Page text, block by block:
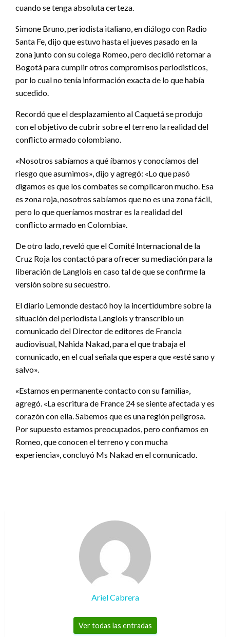
cuando se tenga absoluta certeza.
Simone Bruno, periodista italiano, en diálogo con Radio
Santa Fe, dijo que estuvo hasta el jueves pasado en la
zona junto con su colega Romeo, pero decidió retornar a
Bogotá para cumplir otros compromisos periodisticos,
por lo cual no tenía información exacta de lo que había
sucedido.
Recordó que el desplazamiento al Caquetá se produjo
con el objetivo de cubrir sobre el terreno la realidad del
conflicto armado colombiano.
«Nosotros sabíamos a qué íbamos y conocíamos del
riesgo que asumimos», dijo y agregó: «Lo que pasó
digamos es que los combates se complicaron mucho. Esa
es zona roja, nosotros sabíamos que no es una zona fácil,
pero lo que queríamos mostrar es la realidad del
conflicto armado en Colombia».
De otro lado, reveló que el Comité Internacional de la
Cruz Roja los contactó para ofrecer su mediación para la
liberación de Langlois en caso tal de que se confirme la
versión sobre su secuestro.
El diario Lemonde destacó hoy la incertidumbre sobre la
situación del periodista Langlois y transcribio un
comunicado del Director de editores de Francia
audiovisual, Nahida Nakad, para el que trabaja el
comunicado, en el cual señala que espera que «esté sano y
salvo».
«Estamos en permanente contacto con su familia»,
agregó. «La escritura de France 24 se siente afectada y es
corazón con ella. Sabemos que es una región peligrosa.
Por supuesto estamos preocupados, pero confiamos en
Romeo, que conocen el terreno y con mucha
experiencia», concluyó Ms Nakad en el comunicado.
Ariel Cabrera
Ver todas las entradas